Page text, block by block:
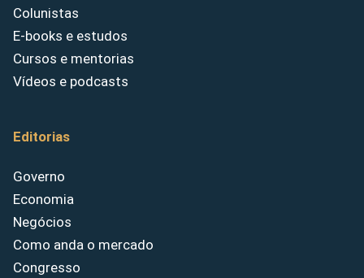
Colunistas
E-books e estudos
Cursos e mentorias
Vídeos e podcasts
Editorias
Governo
Economia
Negócios
Como anda o mercado
Congresso